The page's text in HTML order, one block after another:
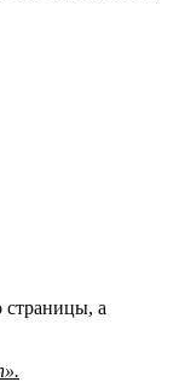
страницы, а